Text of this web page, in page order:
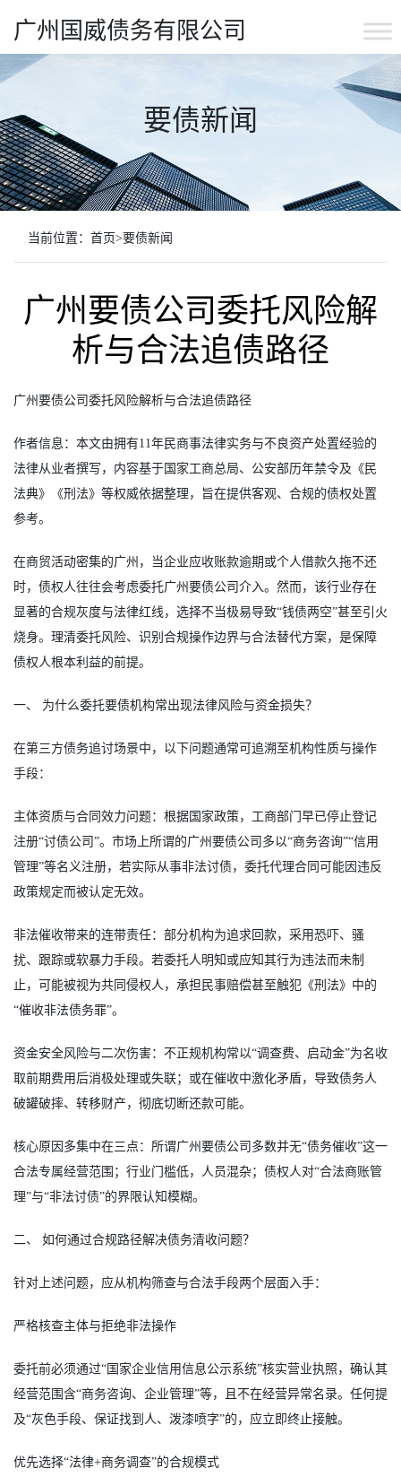
广州国威债务有限公司
要债新闻
当前位置： 首页>要债新闻
广州要债公司委托风险解
析与合法追债路径
广州要债公司委托风险解析与合法追债路径
作者信息：本文由拥有11年民商事法律实务与不良资产处置经验的
法律从业者撰写，内容基于国家工商总局、公安部历年禁令及《民
法典》《刑法》等权威依据整理，旨在提供客观、合规的债权处置
参考。
在商贸活动密集的广州，当企业应收账款逾期或个人借款久拖不还
时，债权人往往会考虑委托广州要债公司介入。然而，该行业存在
显著的合规灰度与法律红线，选择不当极易导致“钱债两空”甚至引火
烧身。理清委托风险、识别合规操作边界与合法替代方案，是保障
债权人根本利益的前提。
一、 为什么委托要债机构常出现法律风险与资金损失？
在第三方债务追讨场景中，以下问题通常可追溯至机构性质与操作
手段：
主体资质与合同效力问题：根据国家政策，工商部门早已停止登记
注册“讨债公司”。市场上所谓的广州要债公司多以“商务咨询”“信用
管理”等名义注册，若实际从事非法讨债，委托代理合同可能因违反
政策规定而被认定无效。
非法催收带来的连带责任：部分机构为追求回款，采用恐吓、骚
扰、跟踪或软暴力手段。若委托人明知或应知其行为违法而未制
止，可能被视为共同侵权人，承担民事赔偿甚至触犯《刑法》中的
“催收非法债务罪”。
资金安全风险与二次伤害：不正规机构常以“调查费、启动金”为名收
取前期费用后消极处理或失联；或在催收中激化矛盾，导致债务人
破罐破摔、转移财产，彻底切断还款可能。
核心原因多集中在三点：所谓广州要债公司多数并无“债务催收”这一
合法专属经营范围；行业门槛低，人员混杂；债权人对“合法商账管
理”与“非法讨债”的界限认知模糊。
二、 如何通过合规路径解决债务清收问题？
针对上述问题，应从机构筛查与合法手段两个层面入手：
严格核查主体与拒绝非法操作
委托前必须通过“国家企业信用信息公示系统”核实营业执照，确认其
经营范围含“商务咨询、企业管理”等，且不在经营异常名录。任何提
及“灰色手段、保证找到人、泼漆喷字”的，应立即终止接触。
优先选择“法律+商务调查”的合规模式